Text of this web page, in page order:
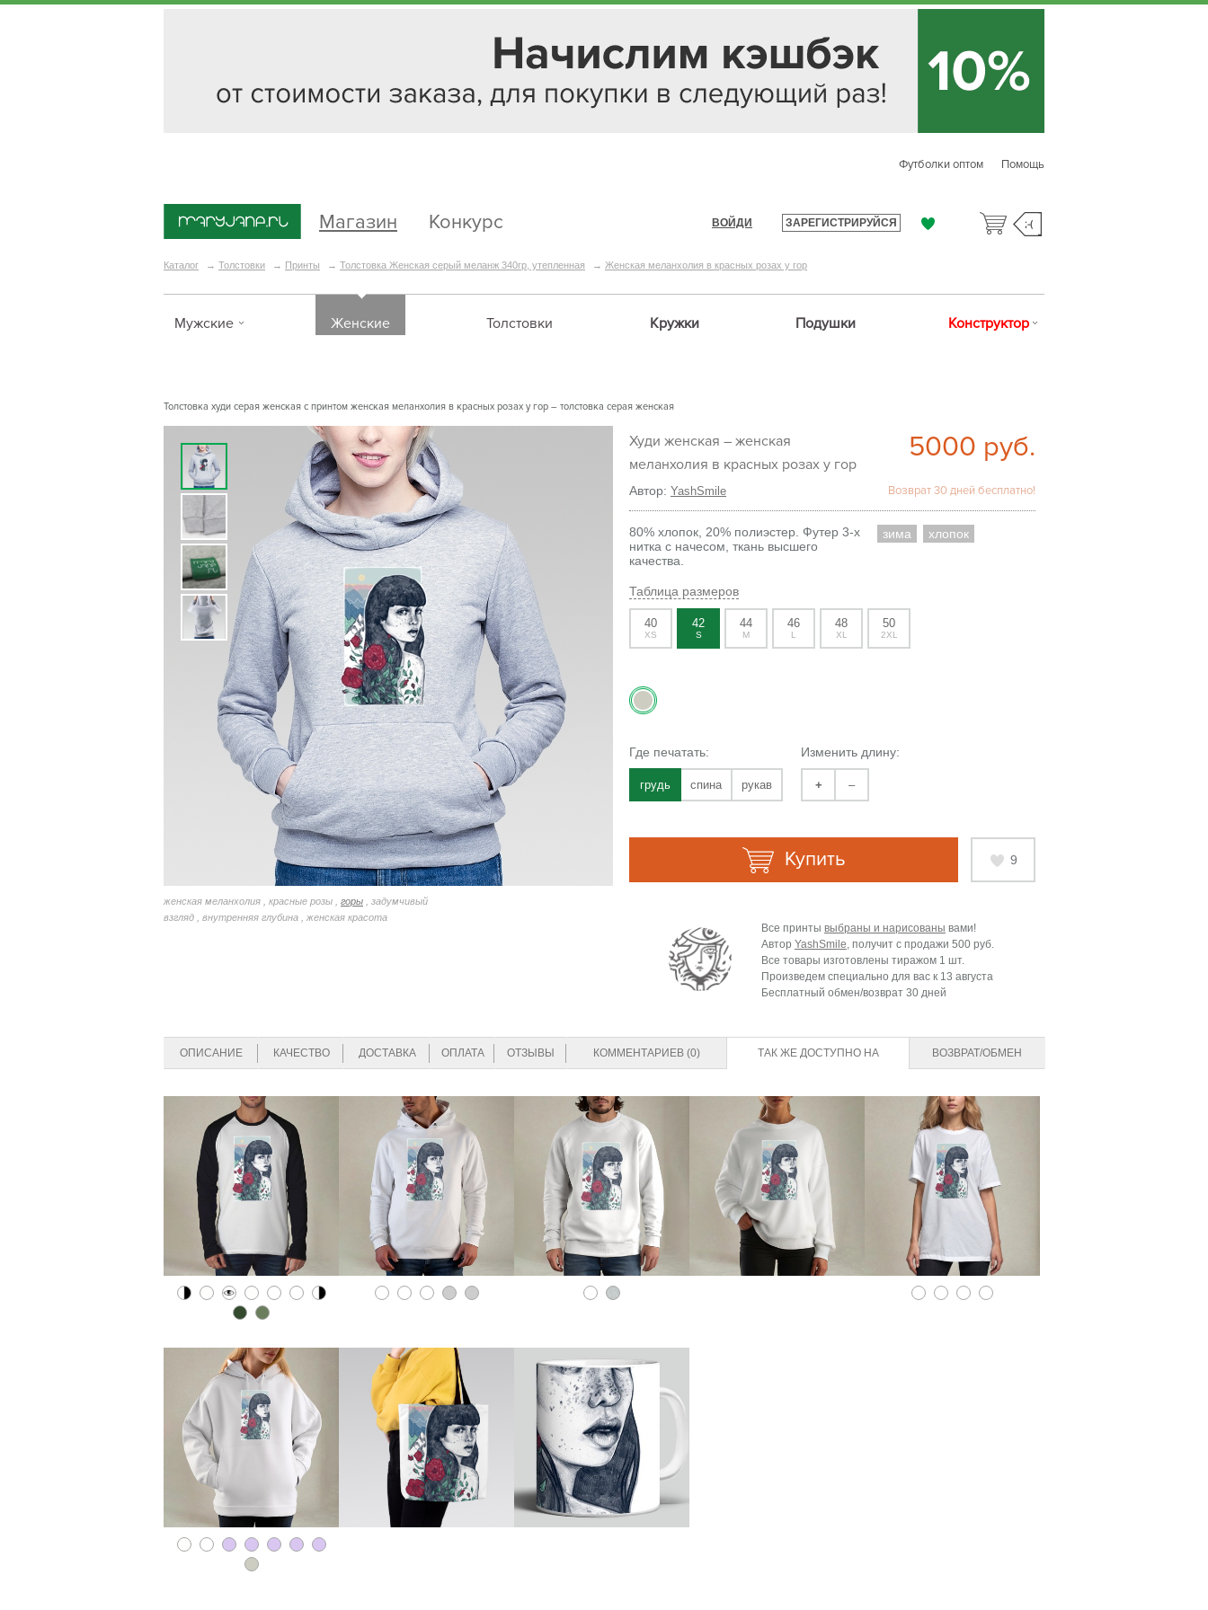
Помощь
Футболки оптом
Магазин Конкурс ВОЙДИ ЗАРЕГИСТРИРУЙСЯ ;-(
Каталог → Толстовки → Принты → Толстовка Женская серый меланж 340гр, утепленная → Женская меланхолия в красных розах у гор
Мужские Женские Толстовки Кружки Подушки Конструктор
Толстовка худи серая женская с принтом женская меланхолия в красных розах у гор – толстовка серая женская
женская меланхолия , красные розы , горы , задумчивый
взгляд , внутренняя глубина , женская красота
Худи женская – женская
меланхолия в красных розах у гор
5000 руб.
Автор: YashSmile Возврат 30 дней бесплатно!
80% хлопок, 20% полиэстер. Футер 3-х
нитка с начесом, ткань высшего
качества.
зима хлопок
Таблица размеров
40
XS
42
S
44
M
46
L
48
XL
50
2XL
Где печатать:
грудь спина рукав
Изменить длину:
+ –
9
Купить
Все принты выбраны и нарисованы вами!
Автор YashSmile, получит с продажи 500 руб.
Все товары изготовлены тиражом 1 шт.
Произведем специально для вас к 13 августа
Бесплатный обмен/возврат 30 дней
ОПИСАНИЕ КАЧЕСТВО ДОСТАВКА ОПЛАТА ОТЗЫВЫ КОММЕНТАРИЕВ (0) ТАК ЖЕ ДОСТУПНО НА ВОЗВРАТ/ОБМЕН